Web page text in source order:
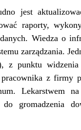
jest
raporty,
Wiedza o
zarządzania.
z punktu
z firmy
Lekarstwem
do gromadzenia